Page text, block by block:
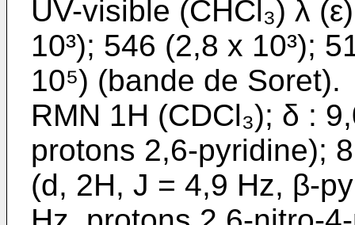
UV-visible (CHCl₃) λ
10³); 546 (2,8 x 10³);
10⁵) (bande de Soret).
RMN 1H (CDCl₃); δ :
protons 2,6-pyridine);
(d, 2H, J = 4,9 Hz, β-